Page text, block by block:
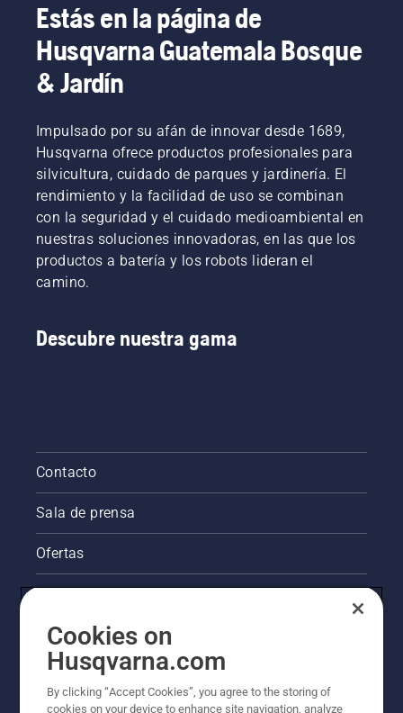
Estás en la página de
Husqvarna Guatemala Bosque
& Jardín
Impulsado por su afán de innovar desde 1689,
Husqvarna ofrece productos profesionales para
silvicultura, cuidado de parques y jardinería. El
rendimiento y la facilidad de uso se combinan
con la seguridad y el cuidado medioambiental en
nuestras soluciones innovadoras, en las que los
productos a batería y los robots lideran el
camino.
Descubre nuestra gama
Contacto
Sala de prensa
Ofertas
La visión de Husqvarna sobre la sostenibilidad
Información legal de productos
Otros sitios de Husqvarna
Cookies on
Husqvarna.com
By clicking “Accept Cookies”, you agree to the storing of
cookies on your device to enhance site navigation, analyze